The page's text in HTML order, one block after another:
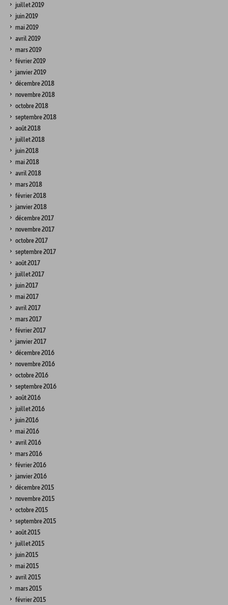
juillet 2019
juin 2019
mai 2019
avril 2019
mars 2019
février 2019
janvier 2019
décembre 2018
novembre 2018
octobre 2018
septembre 2018
août 2018
juillet 2018
juin 2018
mai 2018
avril 2018
mars 2018
février 2018
janvier 2018
décembre 2017
novembre 2017
octobre 2017
septembre 2017
août 2017
juillet 2017
juin 2017
mai 2017
avril 2017
mars 2017
février 2017
janvier 2017
décembre 2016
novembre 2016
octobre 2016
septembre 2016
août 2016
juillet 2016
juin 2016
mai 2016
avril 2016
mars 2016
février 2016
janvier 2016
décembre 2015
novembre 2015
octobre 2015
septembre 2015
août 2015
juillet 2015
juin 2015
mai 2015
avril 2015
mars 2015
février 2015